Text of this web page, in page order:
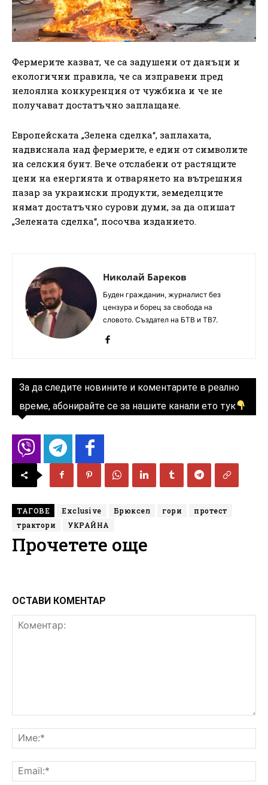
Фермерите казват, че са задушени от данъци и
екологични правила, че са изправени пред
нелоялна конкуренция от чужбина и че не
получават достатъчно заплащане.
Европейската „Зелена сделка“, заплахата,
надвиснала над фермерите, е един от символите
на селския бунт. Вече отслабени от растящите
цени на енергията и отварянето на вътрешния
пазар за украински продукти, земеделците
нямат достатъчно сурови думи, за да опишат
„Зелената сделка“, посочва изданието.
Николай Бареков
Буден гражданин, журналист без
цензура и борец за свобода на
словото. Създател на БТВ и ТВ7.
За да следите новините и коментарите в реално
време, абонирайте се за нашите канали ето тук
ТАГОВЕ Exclusive Брюксел гори
протест
трактори
УКРАЙНА
Прочетете още
ОСТАВИ КОМЕНТАР